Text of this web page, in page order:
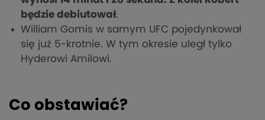
będzie debiutował.
William Gomis w samym UFC pojedynkował
się już 5-krotnie. W tym okresie uległ tylko
Hyderowi Amilowi.
Co obstawiać?